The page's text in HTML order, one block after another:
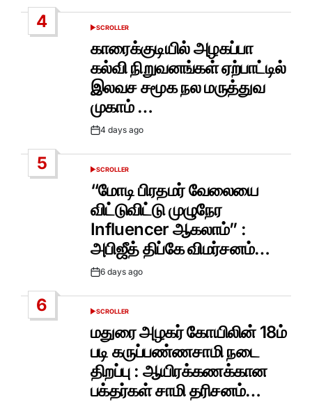
4
POSTED
SCROLLER
காரைக்குடியில் அழகப்பா
கல்வி நிறுவனங்கள் ஏற்பாட்டில்
இலவச சமூக நல மருத்துவ
முகாம் …
Post4 days ago
5
POSTED
IN
SCROLLER
“மோடி பிரதமர் வேலையை
விட்டுவிட்டு முழுநேர
Influencer ஆகலாம்” :
அபிஜீத் திப்கே விமர்சனம்…
Post6 days ago
6
POSTED
SCROLLER
மதுரை அழகர் கோயிலின் 18ம்
படி கருப்பண்ணசாமி நடை
திறப்பு : ஆயிரக்கணக்கான
பக்தர்கள் சாமி தரிசனம்…